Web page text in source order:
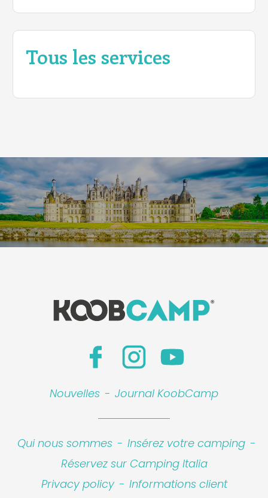
Tous les services
Nouvelles - Journal KoobCamp
Qui nous sommes - Insérez votre camping -
Réservez sur Camping Italia
Privacy policy - Informations client